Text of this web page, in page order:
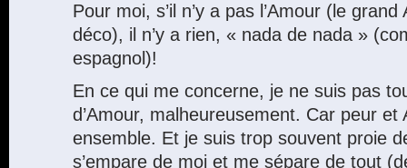
Pour moi, s’il n’y a pas l’Amour (le grand
déco), il n’y a rien, « nada de nada »
espagnol)!
En ce qui me concerne, je ne suis pas
d’Amour, malheureusement. Car peur et
ensemble. Et je suis trop souvent proie
s’empare de moi et me sépare de tout